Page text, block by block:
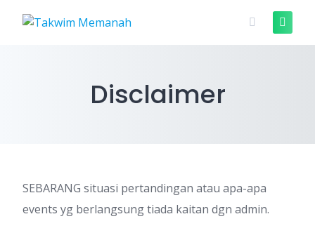
Disclaimer
SEBARANG situasi pertandingan atau apa-apa
events yg berlangsung tiada kaitan dgn admin.